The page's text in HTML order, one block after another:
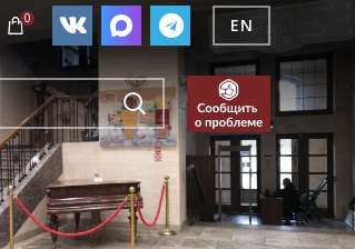
0 EN